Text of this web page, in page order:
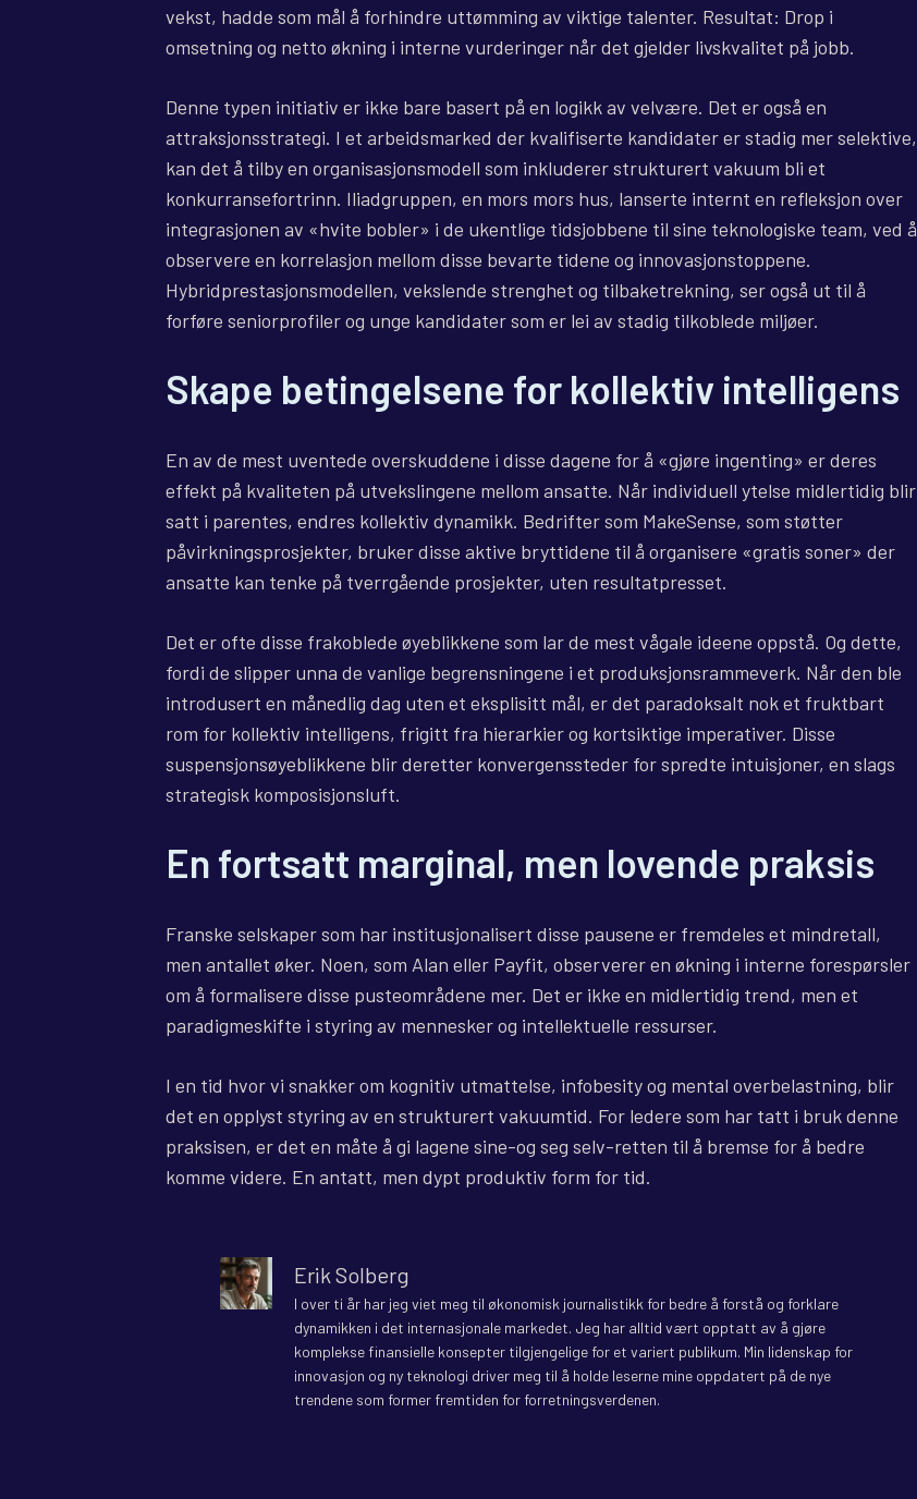
vekst, hadde som mål å forhindre uttømming av viktige talenter. Resultat: Drop i
omsetning og netto økning i interne vurderinger når det gjelder livskvalitet på jobb.
Denne typen initiativ er ikke bare basert på en logikk av velvære. Det er også en
attraksjonsstrategi. I et arbeidsmarked der kvalifiserte kandidater er stadig mer selektive,
kan det å tilby en organisasjonsmodell som inkluderer strukturert vakuum bli et
konkurransefortrinn. Iliadgruppen, en mors mors hus, lanserte internt en refleksjon over
integrasjonen av «hvite bobler» i de ukentlige tidsjobbene til sine teknologiske team, ved å
observere en korrelasjon mellom disse bevarte tidene og innovasjonstoppene.
Hybridprestasjonsmodellen, vekslende strenghet og tilbaketrekning, ser også ut til å
forføre seniorprofiler og unge kandidater som er lei av stadig tilkoblede miljøer.
Skape betingelsene for kollektiv intelligens
En av de mest uventede overskuddene i disse dagene for å «gjøre ingenting» er deres
effekt på kvaliteten på utvekslingene mellom ansatte. Når individuell ytelse midlertidig blir
satt i parentes, endres kollektiv dynamikk. Bedrifter som MakeSense, som støtter
påvirkningsprosjekter, bruker disse aktive bryttidene til å organisere «gratis soner» der
ansatte kan tenke på tverrgående prosjekter, uten resultatpresset.
Det er ofte disse frakoblede øyeblikkene som lar de mest vågale ideene oppstå. Og dette,
fordi de slipper unna de vanlige begrensningene i et produksjonsrammeverk. Når den ble
introdusert en månedlig dag uten et eksplisitt mål, er det paradoksalt nok et fruktbart
rom for kollektiv intelligens, frigitt fra hierarkier og kortsiktige imperativer. Disse
suspensjonsøyeblikkene blir deretter konvergenssteder for spredte intuisjoner, en slags
strategisk komposisjonsluft.
En fortsatt marginal, men lovende praksis
Franske selskaper som har institusjonalisert disse pausene er fremdeles et mindretall,
men antallet øker. Noen, som Alan eller Payfit, observerer en økning i interne forespørsler
om å formalisere disse pusteområdene mer. Det er ikke en midlertidig trend, men et
paradigmeskifte i styring av mennesker og intellektuelle ressurser.
I en tid hvor vi snakker om kognitiv utmattelse, infobesity og mental overbelastning, blir
det en opplyst styring av en strukturert vakuumtid. For ledere som har tatt i bruk denne
praksisen, er det en måte å gi lagene sine-og seg selv-retten til å bremse for å bedre
komme videre. En antatt, men dypt produktiv form for tid.
Erik Solberg
I over ti år har jeg viet meg til økonomisk journalistikk for bedre å forstå og forklare
dynamikken i det internasjonale markedet. Jeg har alltid vært opptatt av å gjøre
komplekse finansielle konsepter tilgjengelige for et variert publikum. Min lidenskap for
innovasjon og ny teknologi driver meg til å holde leserne mine oppdatert på de nye
trendene som former fremtiden for forretningsverdenen.